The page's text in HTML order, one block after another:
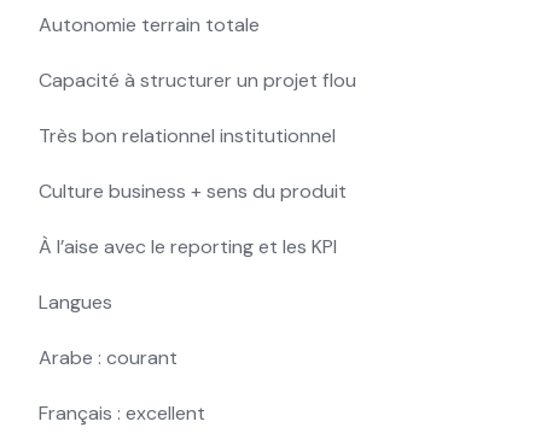
Autonomie terrain totale
Capacité à structurer un projet flou
Très bon relationnel institutionnel
Culture business + sens du produit
À l’aise avec le reporting et les KPI
Langues
Arabe : courant
Français : excellent